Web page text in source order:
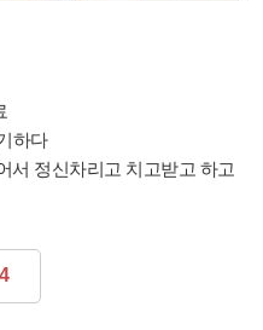
하다
서 정신차리고 치고받고 하고
4